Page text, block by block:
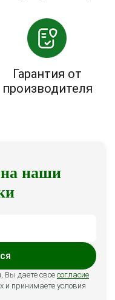
Гарантия от
производителя
наши
даете свое согласие
и принимаете условия